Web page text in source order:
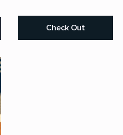
Check Out